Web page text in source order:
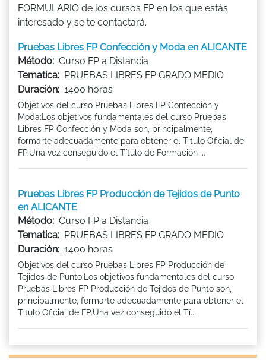
FORMULARIO de los cursos FP en los que estás
interesado y se te contactará.
Pruebas Libres FP Confección y Moda en ALICANTE
Método: Curso FP a Distancia
Tematica: PRUEBAS LIBRES FP GRADO MEDIO
Duración: 1400 horas
Objetivos del curso Pruebas Libres FP Confección y
Moda:Los objetivos fundamentales del curso Pruebas
Libres FP Confección y Moda son, principalmente,
formarte adecuadamente para obtener el Titulo Oficial de
FP.Una vez conseguido el Título de Formación ...
Pruebas Libres FP Producción de Tejidos de Punto
en ALICANTE
Método: Curso FP a Distancia
Tematica: PRUEBAS LIBRES FP GRADO MEDIO
Duración: 1400 horas
Objetivos del curso Pruebas Libres FP Producción de
Tejidos de Punto:Los objetivos fundamentales del curso
Pruebas Libres FP Producción de Tejidos de Punto son,
principalmente, formarte adecuadamente para obtener el
Titulo Oficial de FP.Una vez conseguido el Tí...